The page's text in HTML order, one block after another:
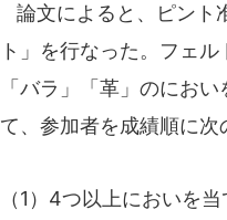
論文によると、ピント
ト」を行なった。フェ
「バラ」「革」のにお
て、参加者を成績順に次
（1）4つ以上においを